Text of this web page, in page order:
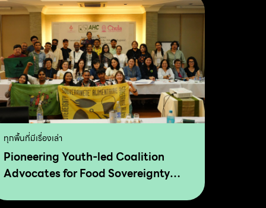
ทุกพื้นที่มีเรื่องเล่า
Pioneering Youth-led Coalition
Advocates for Food Sovereignty